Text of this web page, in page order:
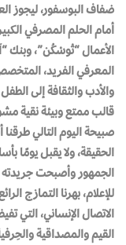
ضفاف البوسفور، ليجوز
أمام الحلم المصرفي
الأعمال “تْوسْكُن”، وبنك
المعرفي الفريد،
والأدب والثقافة إلى
قالب ممتع وبيئة نقية
صبيحة اليوم التالي
الحقيقة، ولا يقبل يومًا
الجمهور وأصبحت
للإعلام، بهرنا التمازج
الاتصال الإنساني،
القيم والمصداقية